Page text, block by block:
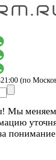
(по
Мы меняем